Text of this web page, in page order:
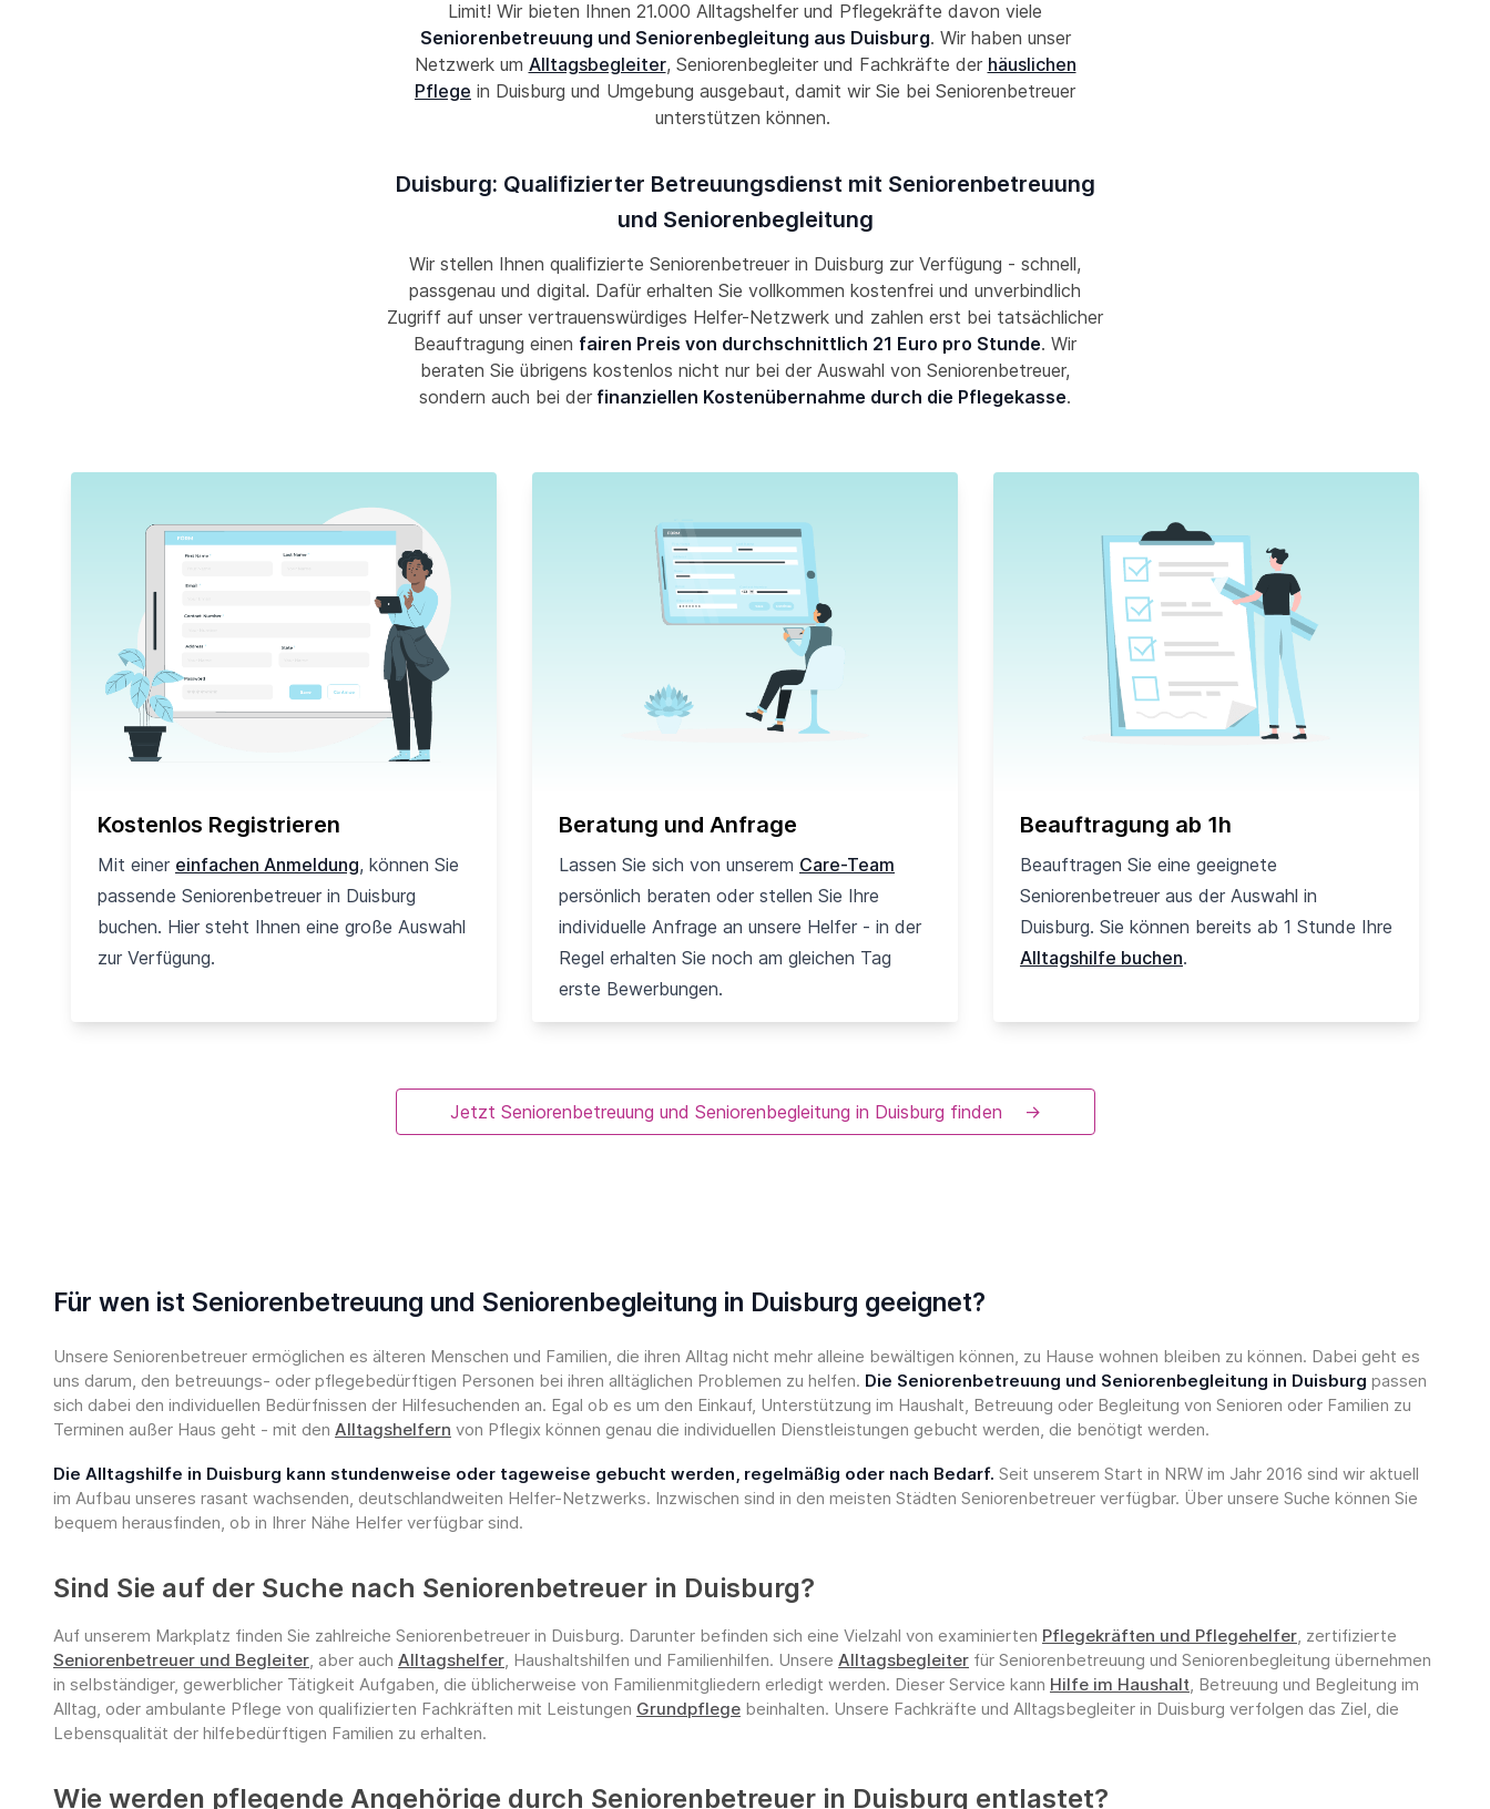
Limit! Wir bieten Ihnen 21.000 Alltagshelfer und Pflegekräfte davon viele
Seniorenbetreuung und Seniorenbegleitung aus Duisburg. Wir haben unser
Netzwerk um Alltagsbegleiter, Seniorenbegleiter und Fachkräfte der häuslichen
Pflege in Duisburg und Umgebung ausgebaut, damit wir Sie bei Seniorenbetreuer
unterstützen können.
Duisburg: Qualifizierter Betreuungsdienst mit Seniorenbetreuung
und Seniorenbegleitung
Wir stellen Ihnen qualifizierte Seniorenbetreuer in Duisburg zur Verfügung - schnell,
passgenau und digital. Dafür erhalten Sie vollkommen kostenfrei und unverbindlich
Zugriff auf unser vertrauenswürdiges Helfer-Netzwerk und zahlen erst bei tatsächlicher
Beauftragung einen fairen Preis von durchschnittlich 21 Euro pro Stunde. Wir
beraten Sie übrigens kostenlos nicht nur bei der Auswahl von Seniorenbetreuer,
sondern auch bei der finanziellen Kostenübernahme durch die Pflegekasse.
Kostenlos Registrieren
Mit einer einfachen Anmeldung, können Sie
passende Seniorenbetreuer in Duisburg
buchen. Hier steht Ihnen eine große Auswahl
zur Verfügung.
Beratung und Anfrage
Lassen Sie sich von unserem Care-Team
persönlich beraten oder stellen Sie Ihre
individuelle Anfrage an unsere Helfer - in der
Regel erhalten Sie noch am gleichen Tag
erste Bewerbungen.
Beauftragung ab 1h
Beauftragen Sie eine geeignete
Seniorenbetreuer aus der Auswahl in
Duisburg. Sie können bereits ab 1 Stunde Ihre
Alltagshilfe buchen.
Jetzt Seniorenbetreuung und Seniorenbegleitung in Duisburg finden →
Für wen ist Seniorenbetreuung und Seniorenbegleitung in Duisburg geeignet?
Unsere Seniorenbetreuer ermöglichen es älteren Menschen und Familien, die ihren Alltag nicht mehr alleine bewältigen können, zu Hause wohnen bleiben zu können. Dabei geht es
uns darum, den betreuungs- oder pflegebedürftigen Personen bei ihren alltäglichen Problemen zu helfen. Die Seniorenbetreuung und Seniorenbegleitung in Duisburg passen
sich dabei den individuellen Bedürfnissen der Hilfesuchenden an. Egal ob es um den Einkauf, Unterstützung im Haushalt, Betreuung oder Begleitung von Senioren oder Familien zu
Terminen außer Haus geht - mit den Alltagshelfern von Pflegix können genau die individuellen Dienstleistungen gebucht werden, die benötigt werden.
Die Alltagshilfe in Duisburg kann stundenweise oder tageweise gebucht werden, regelmäßig oder nach Bedarf. Seit unserem Start in NRW im Jahr 2016 sind wir aktuell
im Aufbau unseres rasant wachsenden, deutschlandweiten Helfer-Netzwerks. Inzwischen sind in den meisten Städten Seniorenbetreuer verfügbar. Über unsere Suche können Sie
bequem herausfinden, ob in Ihrer Nähe Helfer verfügbar sind.
Sind Sie auf der Suche nach Seniorenbetreuer in Duisburg?
Auf unserem Markplatz finden Sie zahlreiche Seniorenbetreuer in Duisburg. Darunter befinden sich eine Vielzahl von examinierten Pflegekräften und Pflegehelfer, zertifizierte
Seniorenbetreuer und Begleiter, aber auch Alltagshelfer, Haushaltshilfen und Familienhilfen. Unsere Alltagsbegleiter für Seniorenbetreuung und Seniorenbegleitung übernehmen
in selbständiger, gewerblicher Tätigkeit Aufgaben, die üblicherweise von Familienmitgliedern erledigt werden. Dieser Service kann Hilfe im Haushalt, Betreuung und Begleitung im
Alltag, oder ambulante Pflege von qualifizierten Fachkräften mit Leistungen Grundpflege beinhalten. Unsere Fachkräfte und Alltagsbegleiter in Duisburg verfolgen das Ziel, die
Lebensqualität der hilfebedürftigen Familien zu erhalten.
Wie werden pflegende Angehörige durch Seniorenbetreuer in Duisburg entlastet?